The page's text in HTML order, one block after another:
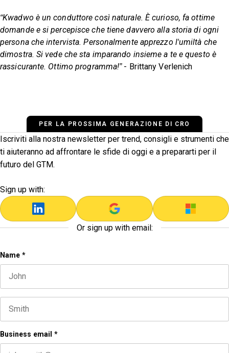
“Kwadwo è un conduttore così naturale. È curioso, fa ottime
domande e si percepisce che tiene davvero alla storia di ogni
persona che intervista. Personalmente apprezzo l'umiltà che
dimostra. Si vede che sta imparando insieme a te e questo è
rassicurante. Ottimo programma!”- Brittany Verlenich
PER LA PROSSIMA GENERAZIONE DI CRO
Iscriviti alla nostra newsletter per trend, consigli e strumenti che
ti aiuteranno ad affrontare le sfide di oggi e a prepararti per il
futuro del GTM.
Sign up with:
Or sign up with email:
Company
This field is for validation purposes and should be left
Name *
Business email *